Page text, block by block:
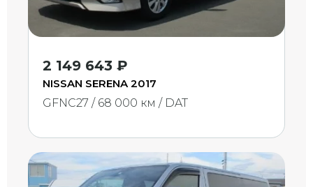
2 149 643 ₽
NISSAN SERENA 2017
GFNC27 / 68 000 км / DAT